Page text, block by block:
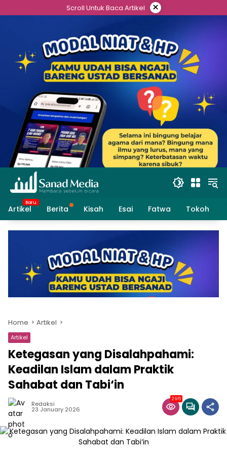
to
Scroll Untuk Baca Artikel ×
Artikel Berita Kisah Esai Fatwa Tokoh
Home Artikel
Artikel
Ketegasan yang Disalahpahami:
Keadilan Islam dalam Praktik
Sahabat dan Tabi‘in
Redaksi
23 January 2026
295